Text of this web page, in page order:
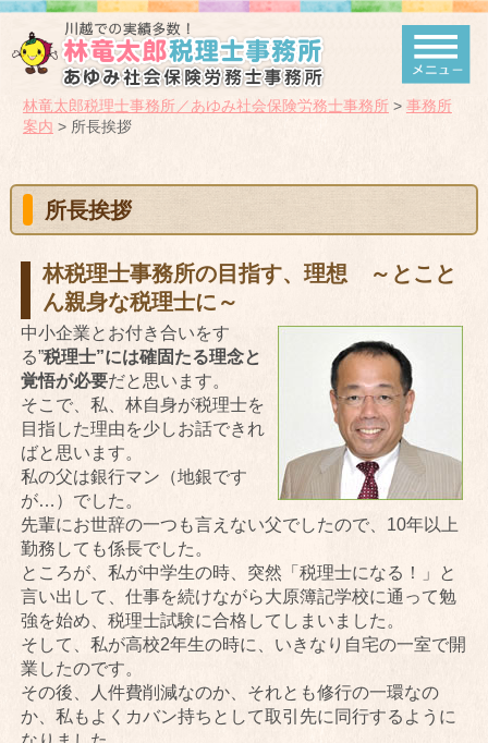
林竜太郎税理士事務所／あゆみ社会保険労務士事務所> 事務所
案内 > 所長挨拶
所長挨拶
林税理士事務所の目指す、理想 ～とこと
ん親身な税理士に～
中小企業とお付き合いをす
る”税理士”には確固たる理念と
覚悟が必要だと思います。
そこで、私、林自身が税理士を
目指した理由を少しお話できれ
ばと思います。
私の父は銀行マン（地銀です
が…）でした。
先輩にお世辞の一つも言えない父でしたので、10年以上
勤務しても係長でした。
ところが、私が中学生の時、突然「税理士になる！」と
言い出して、仕事を続けながら大原簿記学校に通って勉
強を始め、税理士試験に合格してしまいました。
そして、私が高校2年生の時に、いきなり自宅の一室で開
業したのです。
その後、人件費削減なのか、それとも修行の一環なの
か、私もよくカバン持ちとして取引先に同行するように